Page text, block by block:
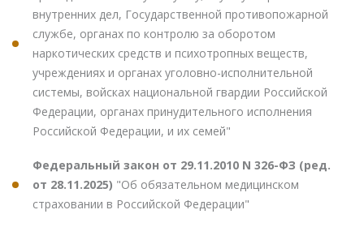
внутренних дел, Государственной противопожарной
службе, органах по контролю за оборотом
наркотических средств и психотропных веществ,
учреждениях и органах уголовно-исполнительной
системы, войсках национальной гвардии Российской
Федерации, органах принудительного исполнения
Российской Федерации, и их семей"
Федеральный закон от 29.11.2010 N 326-ФЗ (ред.
от 28.11.2025) "Об обязательном медицинском
страховании в Российской Федерации"